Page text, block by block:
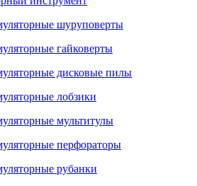
шуруповерты
гайковерты
дисковые пилы
лобзики
мультитулы
перфораторы
рубанки